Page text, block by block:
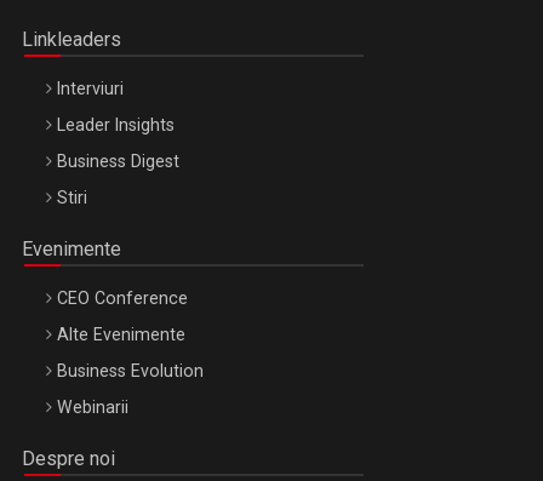
Linkleaders
Interviuri
Leader Insights
Business Digest
Stiri
Evenimente
CEO Conference
Alte Evenimente
Business Evolution
Webinarii
Despre noi